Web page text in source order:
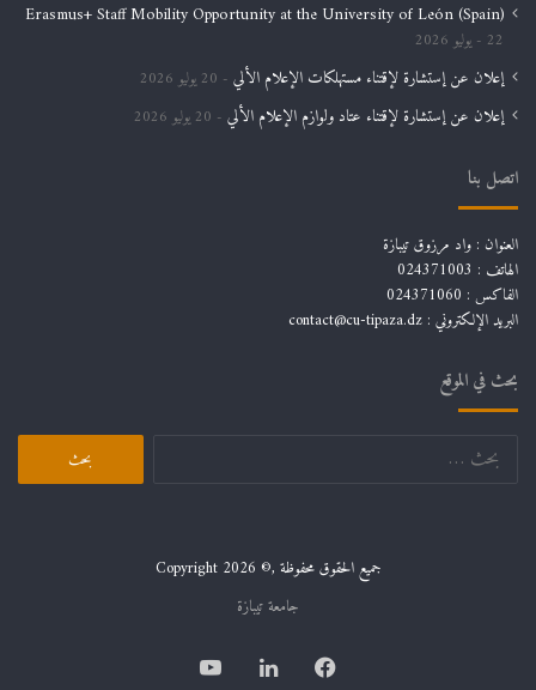
Erasmus+ Staff Mobility Opportunity at the University of León (Spain)
22 يوليو 2026
إعلان عن إستشارة لإقتناء مستهلكات الإعلام الألي 20 يوليو 2026
إعلان عن إستشارة لإقتناء عتاد ولوازم الإعلام الألي 20 يوليو 2026
اتصل بنا
العنوان : واد مرزوق تيبازة
الهاتف : 024371003
الفاكس : 024371060
البريد الإلكتروني : contact@cu-tipaza.dz
بحث في الموقع
البحث
جميع الحقوق محفوظة ,© Copyright 2026
جامعة تيبازة
فيسبوكلينكدإن يوتيوب